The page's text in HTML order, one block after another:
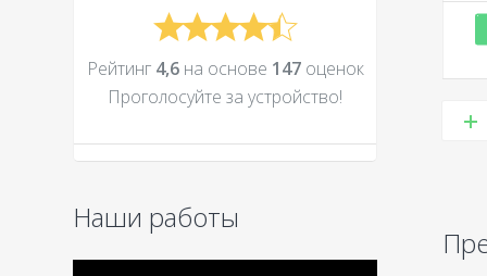
Рейтинг 4,6на основе 147оценок
Проголосуйте за устройcтво!
Наши работы